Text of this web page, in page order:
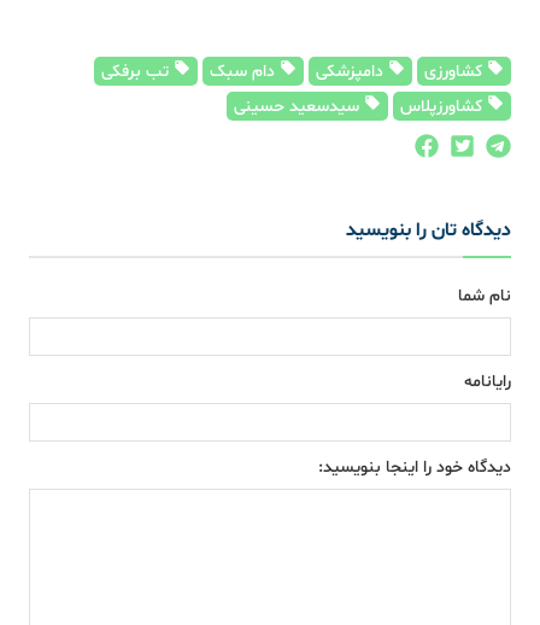
کشاورزی دامپزشکی دام سبک
تب برفکی
کشاورزپلاس
سیدسعید حسینی
دیدگاه تان را بنویسید
نام شما
رایانامه
دیدگاه خود را اینجا بنویسید: